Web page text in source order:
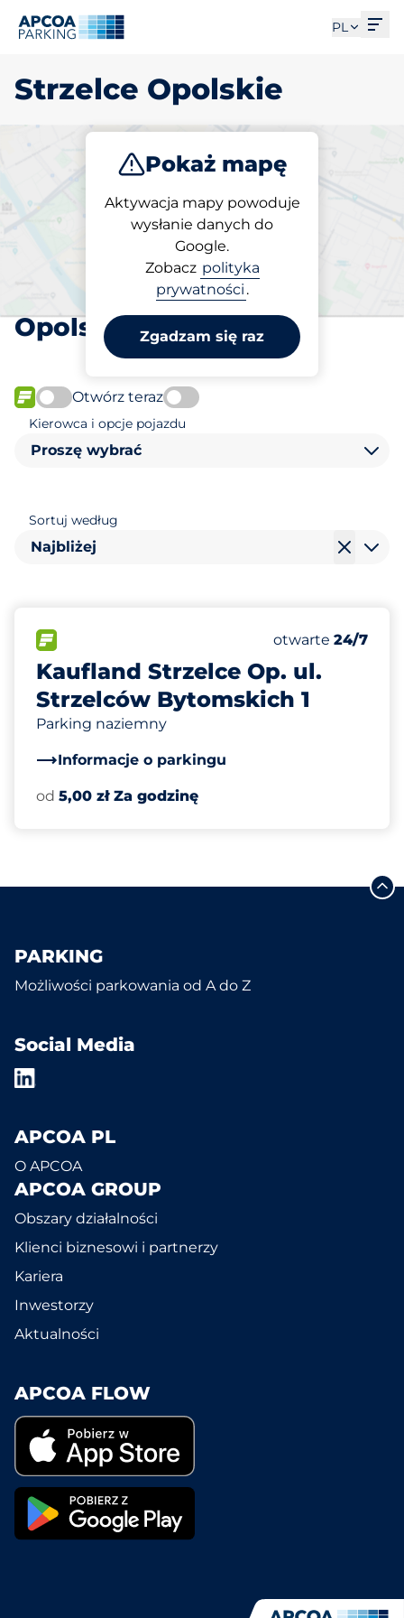
PL
Strzelce Opolskie
Pokaż mapę
Aktywacja mapy powoduje
wysłanie danych do
Google.
Zobacz polityka
prywatności .
Zgadzam się raz
Parkuj Ładuj
Wybierz miejsce
parkingowe w Strzelce
Opolskie
FLOW
Otwórz teraz
Kierowca i opcje pojazdu
Proszę wybrać
Sortuj według
Najbliżej
Kaufland Strzelce Op. ul.
Strzelców Bytomskich 1
Parking naziemny
Informacje o parkingu
Liczba miejsc
Całkowita
Sobota
otwarte 24/7
od 5,00 zł Za godzinę
PARKING
Możliwości parkowania od A do Z
Social Media
APCOA PL
O APCOA
APCOA GROUP
Obszary działalności
Klienci biznesowi i partnerzy
Kariera
Inwestorzy
Aktualności
APCOA FLOW